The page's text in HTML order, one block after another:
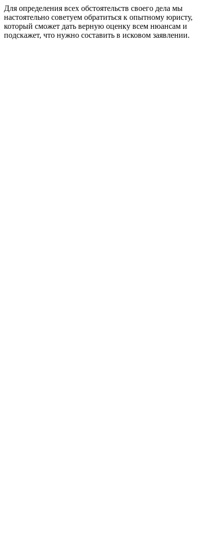
Для определения всех обстоятельств своего дела мы
настоятельно советуем обратиться к опытному юристу,
который сможет дать верную оценку всем нюансам и
подскажет, что нужно составить в исковом заявлении.